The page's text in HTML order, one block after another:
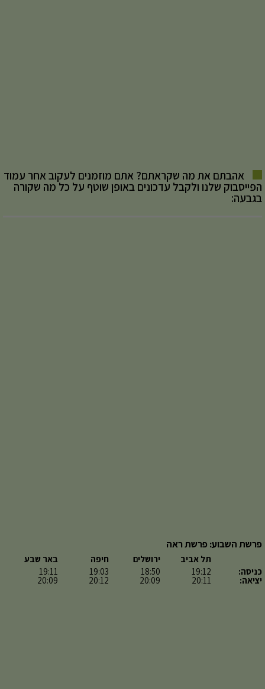
אהבתם את מה שקראתם? אתם מוזמנים לעקוב אחר עמוד
הפייסבוק שלנו ולקבל עדכונים באופן שוטף על כל מה שקורה
בגבעה:
פרשת השבוע: פרשת ראה
כניסה:
יציאה:
תל אביב
19:12
20:11
ירושלים
18:50
20:09
חיפה
19:03
20:12
באר שבע
19:11
20:09